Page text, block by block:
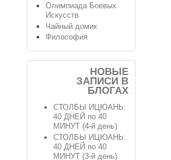
Олимпиада Боевых
Искусств
Чайный домик
Философия
НОВЫЕ
ЗАПИСИ В
БЛОГАХ
СТОЛБЫ ИЦЮАНЬ:
40 ДНЕЙ по 40
МИНУТ (4-й день)
СТОЛБЫ ИЦЮАНЬ:
40 ДНЕЙ по 40
МИНУТ (3-й день)